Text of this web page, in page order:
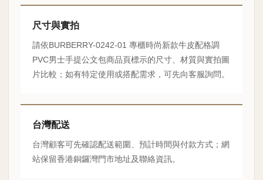
尺寸與實拍
請依BURBERRY-0242-01 專櫃時尚新款牛皮配格調
PVC男士手提公文包商品頁標示的尺寸、材質與實拍圖
片比較；如有特定使用或搭配需求，可先向客服詢問。
台灣配送
台灣顧客可先確認配送範圍、預計時間與付款方式；網
站保留香港銅鑼灣門市地址及聯絡資訊。